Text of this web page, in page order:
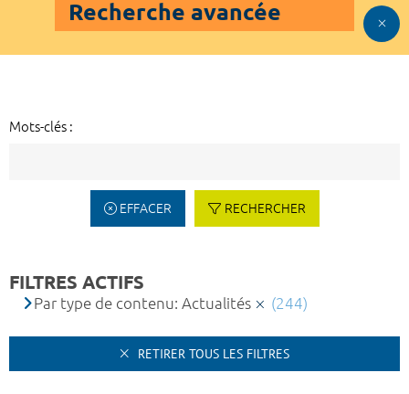
Recherche avancée
Mots-clés :
EFFACER RECHERCHER
FILTRES ACTIFS
Par type de contenu: Actualités (244)
RETIRER TOUS LES FILTRES